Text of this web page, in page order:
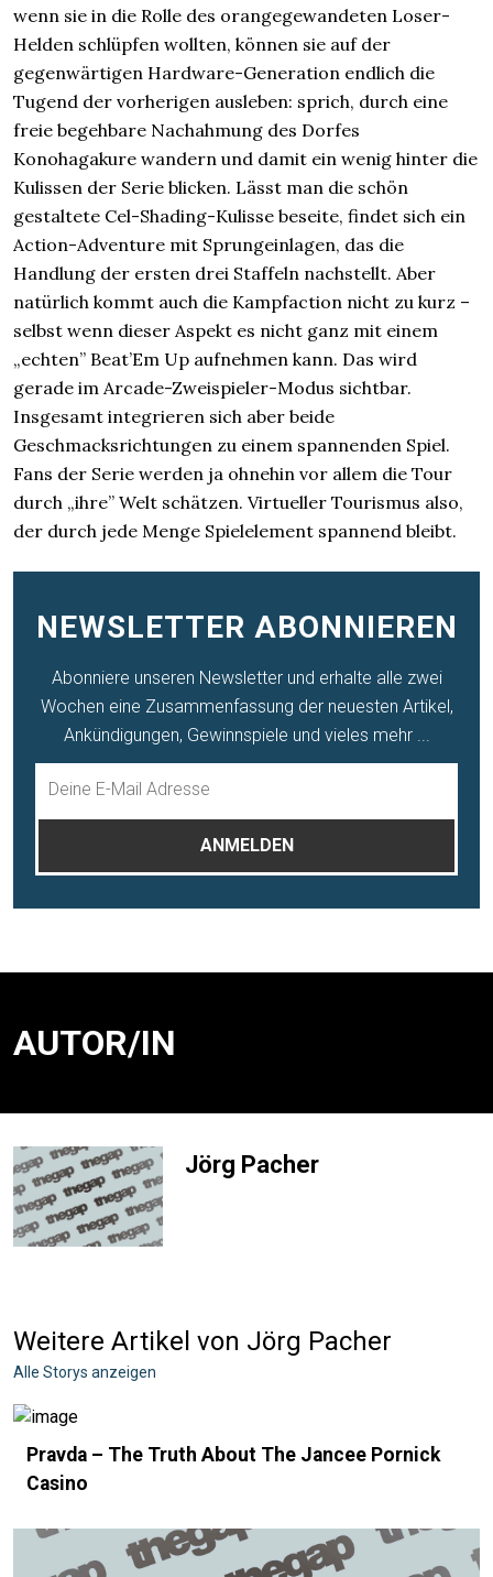
wenn sie in die Rolle des orangegewandeten Loser-
Helden schlüpfen wollten, können sie auf der
gegenwärtigen Hardware-Generation endlich die
Tugend der vorherigen ausleben: sprich, durch eine
freie begehbare Nachahmung des Dorfes
Konohagakure wandern und damit ein wenig hinter die
Kulissen der Serie blicken. Lässt man die schön
gestaltete Cel-Shading-Kulisse beseite, findet sich ein
Action-Adventure mit Sprungeinlagen, das die
Handlung der ersten drei Staffeln nachstellt. Aber
natürlich kommt auch die Kampfaction nicht zu kurz –
selbst wenn dieser Aspekt es nicht ganz mit einem
„echten” Beat’Em Up aufnehmen kann. Das wird
gerade im Arcade-Zweispieler-Modus sichtbar.
Insgesamt integrieren sich aber beide
Geschmacksrichtungen zu einem spannenden Spiel.
Fans der Serie werden ja ohnehin vor allem die Tour
durch „ihre” Welt schätzen. Virtueller Tourismus also,
der durch jede Menge Spielelement spannend bleibt.
NEWSLETTER ABONNIEREN
Abonniere unseren Newsletter und erhalte alle zwei
Wochen eine Zusammenfassung der neuesten Artikel,
Ankündigungen, Gewinnspiele und vieles mehr ...
AUTOR/IN
Jörg Pacher
Weitere Artikel von Jörg Pacher
Alle Storys anzeigen
Pravda – The Truth About The Jancee Pornick
Casino